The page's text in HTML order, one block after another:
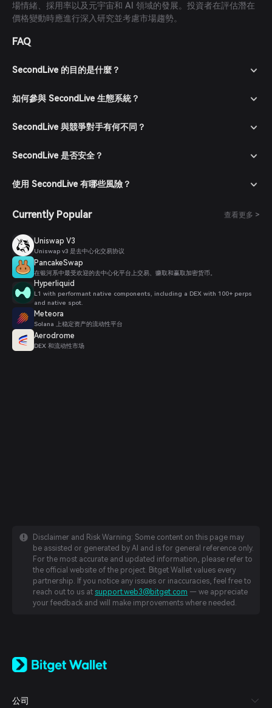
場情緒、採用率以及元宇宙和 AI 領域的發展。投資者在評估潛在
價格變動時應進行深入研究並考慮市場趨勢。
FAQ
SecondLive 的目的是什麼？
如何參與 SecondLive 生態系統？
SecondLive 與競爭對手有何不同？
SecondLive 是否安全？
使用 SecondLive 有哪些風險？
Currently Popular 查看更多 >
Uniswap V3
Uniswap v3 是去中心化交易协议
PancakeSwap
在银河系中最受欢迎的去中心化平台上交易、赚取和赢取加密货币。
Hyperliquid
L1 with performant native components, including a DEX with 100+ perps
and native spot.
Meteora
Solana 上稳定资产的流动性平台
Aerodrome
DEX 和流动性市场
Disclaimer and Risk Warning: Some content on this page may
be assisted or generated by AI and is for general reference only.
For the most accurate and updated information, please refer to
the official website of the project. Bitget Wallet values every
partnership. If you notice any issues or inaccuracies, feel free to
reach out to us at support.web3@bitget.com — we appreciate
your feedback and will make improvements where needed.
日本語
Español (Latinoamérica)
公司